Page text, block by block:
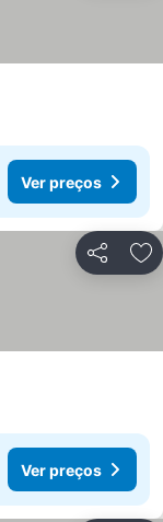
Ver preços
Partilhar
Ver preços